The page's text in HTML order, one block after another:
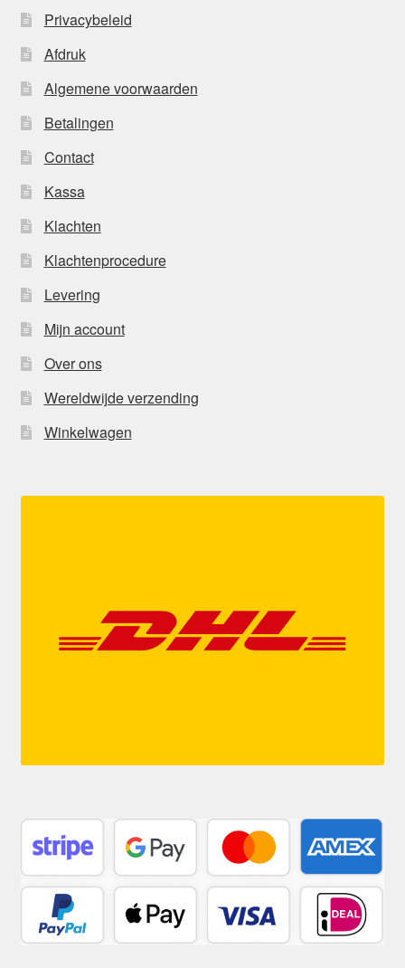
Privacybeleid
Afdruk
Algemene voorwaarden
Betalingen
Contact
Kassa
Klachten
Klachtenprocedure
Levering
Mijn account
Over ons
Wereldwijde verzending
Winkelwagen